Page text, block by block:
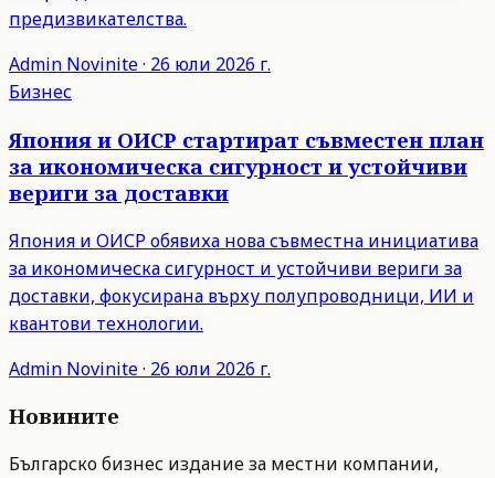
предизвикателства.
Admin Novinite· 26 юли 2026 г.
Бизнес
Япония и ОИСР стартират съвместен план
за икономическа сигурност и устойчиви
вериги за доставки
Япония и ОИСР обявиха нова съвместна инициатива
за икономическа сигурност и устойчиви вериги за
доставки, фокусирана върху полупроводници, ИИ и
квантови технологии.
Admin Novinite· 26 юли 2026 г.
Новините
Българско бизнес издание за местни компании,